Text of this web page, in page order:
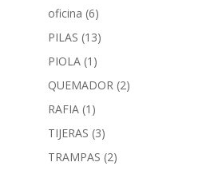
oficina (6)
PILAS (13)
PIOLA (1)
QUEMADOR (2)
RAFIA (1)
TIJERAS (3)
TRAMPAS (2)